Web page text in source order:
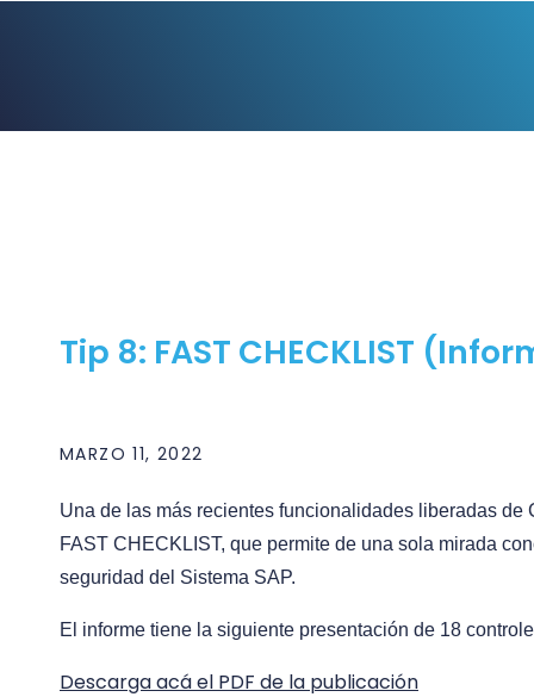
Tip 8: FAST CHECKLIST
MARZO 11, 2022
Una de las más recientes funcionalidades liberadas
FAST CHECKLIST, que permite de una sola mirada
seguridad del Sistema SAP.
El informe tiene la siguiente presentación de 18
Descarga acá el PDF de la publicación